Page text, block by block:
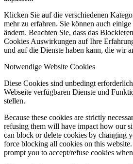
Klicken Sie auf die verschiedenen
mehr zu erfahren. Sie können auch
ändern. Beachten Sie, dass das
Cookies Auswirkungen auf Ihre
und auf die Dienste haben kann, die wir
Notwendige Website Cookies
Diese Cookies sind unbedingt
Webseite verfügbaren Dienste und
stellen.
Because these cookies are strictly
refusing them will have impact how our
can block or delete cookies by changing
force blocking all cookies on this
prompt you to accept/refuse cookies